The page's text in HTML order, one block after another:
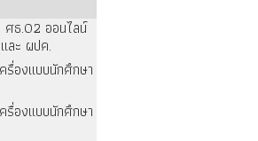
ศธ.02 ออนไลน์
ละ ผปค.
รื่องแบบนักศึกษา
รื่องแบบนักศึกษา